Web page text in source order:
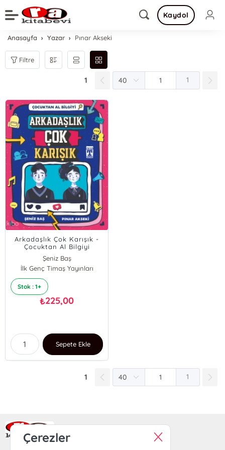
Kaydol
Anasayfa Yazar Pınar Akseki
Filtre
1 1
Arkadaşlık Çok Karışık -
Çocuktan Al Bilgiyi
Şeniz Baş
Pınar Akseki
İlk Genç Timaş Yayınları
Stok : 1+
₺225,00
Sepete Ekle
1 1
Ra Yayın Kitabevi
Çerezler